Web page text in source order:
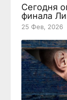
Сегодня
финала
25 Фев, 2026